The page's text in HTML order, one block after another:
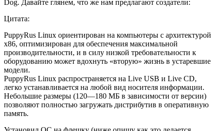
Dog. Давайте глянем, что же нам предлагают создатели:
Цитата:
PuppyRus Linux ориентирован на компьютеры с архитектурой
х86, оптимизирован для обеспечения максимальной
производительности, и в силу низкой требовательности к
оборудованию может вдохнуть «вторую» жизнь в устаревшие
модели.
PuppyRus Linux распространяется на Live USB и Live CD,
легко устанавливается на любой вид носителя информации.
Небольшие размеры (120—180 МБ в зависимости от версии)
позволяют полностью загружать дистрибутив в оперативную
память.